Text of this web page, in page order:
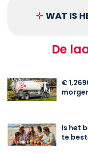
✛ WAT IS
De
€
Is het
te